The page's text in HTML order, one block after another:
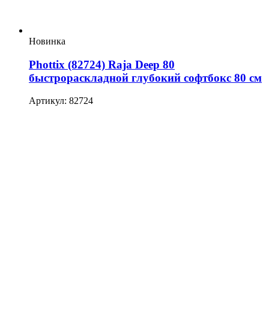
Новинка
Phottix (82724) Raja Deep 80
быстрораскладной глубокий софтбокс 80 см
Артикул: 82724